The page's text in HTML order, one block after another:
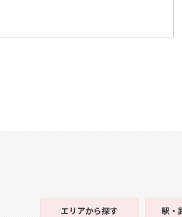
エリアから探す 駅・